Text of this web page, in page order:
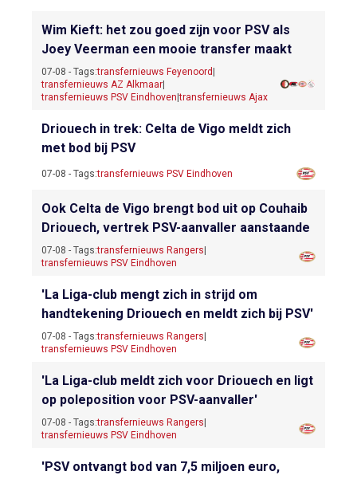
Wim Kieft: het zou goed zijn voor PSV als
Joey Veerman een mooie transfer maakt
07-08 - Tags:transfernieuws Feyenoord
transfernieuws AZ Alkmaar
transfernieuws PSV Eindhoven |transfernieuws Ajax
Driouech in trek: Celta de Vigo meldt zich
met bod bij PSV
07-08 - Tags:transfernieuws PSV Eindhoven
Ook Celta de Vigo brengt bod uit op Couhaib
Driouech, vertrek PSV-aanvaller aanstaande
07-08 - Tags:transfernieuws Rangers
transfernieuws PSV Eindhoven
'La Liga-club mengt zich in strijd om
handtekening Driouech en meldt zich bij PSV'
07-08 - Tags:transfernieuws Rangers
transfernieuws PSV Eindhoven
'La Liga-club meldt zich voor Driouech en ligt
op poleposition voor PSV-aanvaller'
07-08 - Tags:transfernieuws Rangers
transfernieuws PSV Eindhoven
'PSV ontvangt bod van 7,5 miljoen euro,